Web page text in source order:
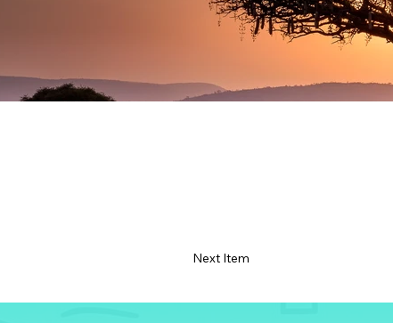
Next Item